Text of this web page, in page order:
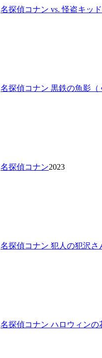
名探偵コナン vs. 怪盗キッ
名探偵コナン 黒鉄の魚影（
名探偵コナン2023
名探偵コナン 犯人の犯沢さ
名探偵コナン ハロウィンの